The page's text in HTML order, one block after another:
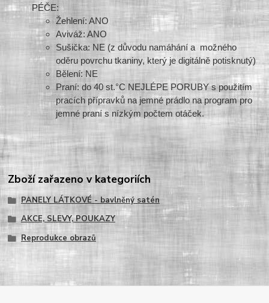
PÉČE:
Žehlení: ANO
Aviváž: ANO
Sušička: NE (z důvodu namáhání a možného
oděru povrchu tkaniny, který je digitálně potisknutý)
Bělení: NE
Praní: do 40 st.°C NEJLÉPE PORUBY s použitím
pracích přípravků na jemné prádlo na program pro
jemné praní s nízkým počtem otáček.
Zboží zařazeno v kategoriích
PANELY LÁTKOVÉ - bavlněný satén
AKCE, SLEVY, POUKAZY
Reprodukce obrazů